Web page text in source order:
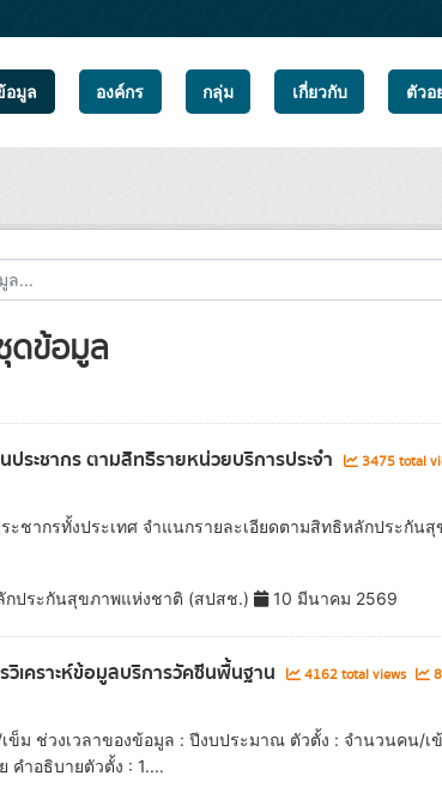
อมูล องค์กร กลุ่ม เกี่ยวกับ ตัวอ
ดข้อมูล
ประชากร ตามสิทธิรายหน่วยบริการประจำ 3475 total
ะชากรทั้งประเทศ จำแนกรายละเอียดตามสิทธิหลักประกัน
ประกันสุขภาพแห่งชาติ (สปสช.) 10 มีนาคม 2569
วิเคราะห์ข้อมูลบริการวัคซีนพื้นฐาน 4162 total views 8
ข็ม ช่วงเวลาของข้อมูล : ปีงบประมาณ ตัวตั้ง : จำนวนคน/
คำอธิบายตัวตั้ง : 1....